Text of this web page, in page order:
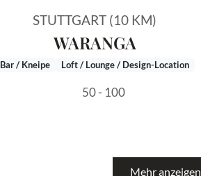
STUTTGART (10 KM)
WARANGA
Bar / Kneipe Loft / Lounge / Design-Location
50 - 100
Mehr anzeigen